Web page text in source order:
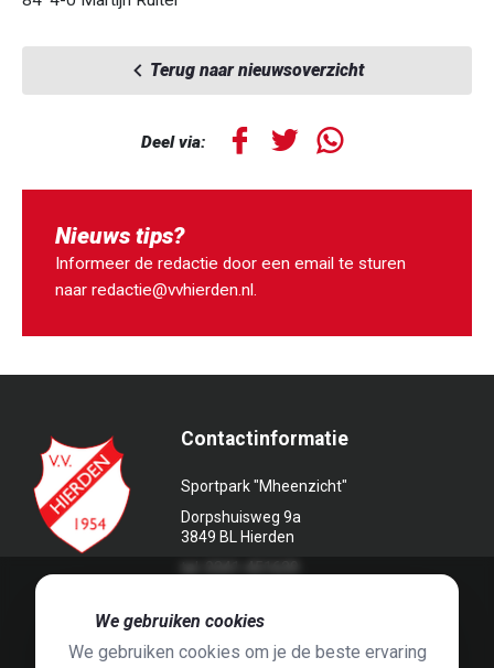
Terug naar nieuwsoverzicht
Deel via:
Nieuws tips?
Informeer de redactie door een email te sturen
naar redactie@vvhierden.nl.
Contactinformatie
Sportpark "Mheenzicht"
Dorpshuisweg 9a
3849 BL Hierden
We gebruiken cookies
We gebruiken cookies om je de beste ervaring